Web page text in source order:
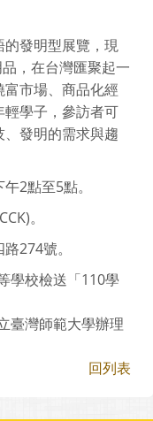
發明型展覽，現
，在台灣匯聚起一
市場、商品化經
學子，參訪者可
發明的需求與趨
2點至5點。
。
274號。
學校檢送「110學
臺灣師範大學辦理
回列表